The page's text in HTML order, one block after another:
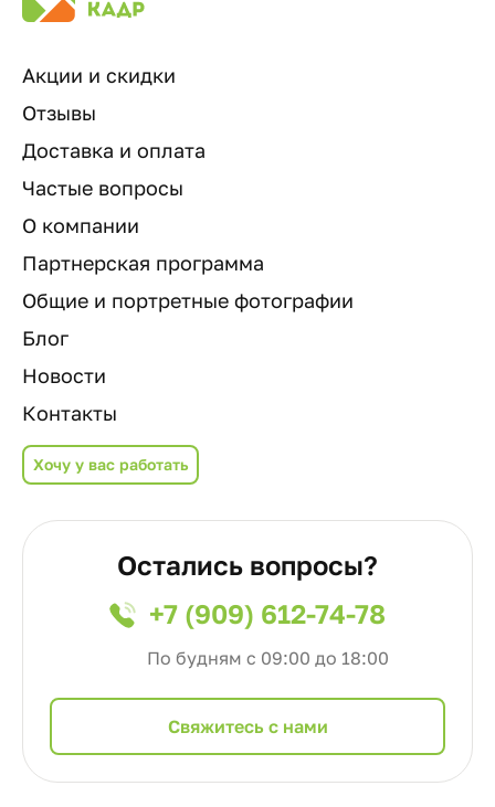
Акции и скидки
Отзывы
Доставка и оплата
Частые вопросы
О компании
Партнерская программа
Общие и портретные фотографии
Блог
Новости
Контакты
Хочу у вас работать
Остались вопросы?
+7 (909) 612-74-78
По будням с 09:00 до 18:00
Cвяжитесь с нами